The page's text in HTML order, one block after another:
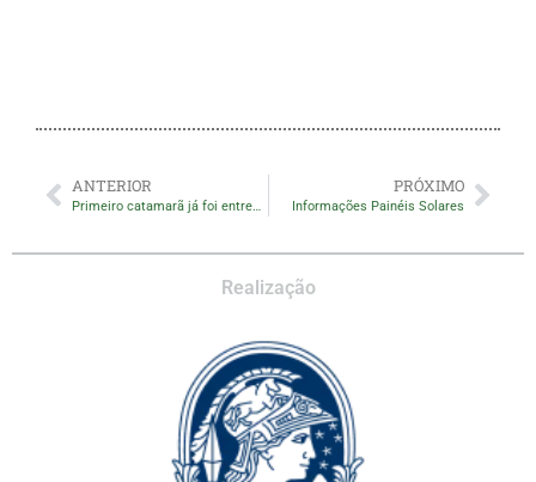
ANTERIOR
Primeiro catamarã já foi entregue
PRÓXIMO
Informações Painéis Solares
Realização